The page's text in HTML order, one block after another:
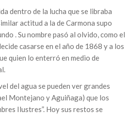
dentro de la lucha que se libraba
actitud a la de Carmona supo
. Su nombre pasó al olvido, como el
casarse en el año de 1868 y a los
quien lo enterró en medio de
del agua se pueden ver grandes
Montejano y Aguiñaga) que los
Ilustres”. Hoy sus restos se